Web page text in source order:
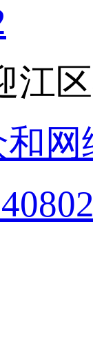
江
和网